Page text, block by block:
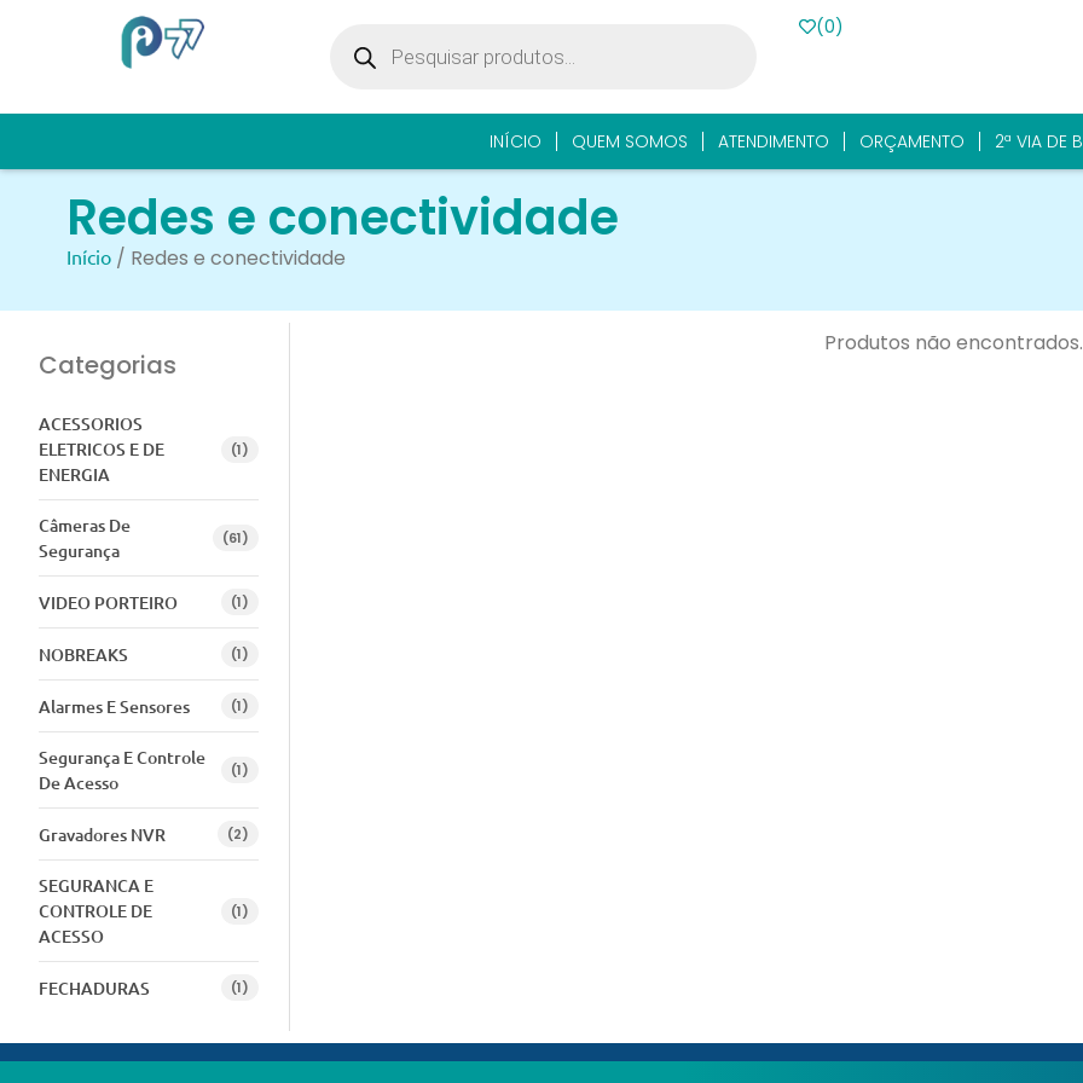
(0)
INÍCIO QUEM SOMOS ATENDIMENTO ORÇAMENTO 2ª VIA DE
Redes e conectividade
Início / Redes e conectividade
Categorias
ACESSORIOS
ELETRICOS E DE
ENERGIA
(1)
Câmeras De
Segurança
(61)
VIDEO PORTEIRO (1)
NOBREAKS (1)
Alarmes E Sensores (1)
Segurança E Controle
De Acesso
(1)
Gravadores NVR (2)
SEGURANCA E
CONTROLE DE
ACESSO
(1)
FECHADURAS (1)
Produtos não encontrados.